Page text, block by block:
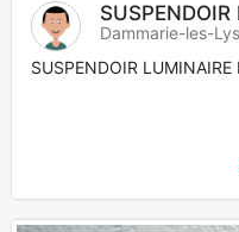
Dammarie-les-Lys
SUSPENDOIR